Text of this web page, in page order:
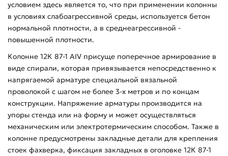
условием здесь является то, что при применении колонны
в условиях слабоагрессивной среды, используется бетон
нормальной плотности, а в среднеагрессивной -
повышенной плотности.
Колонне 12К 87-1 АIV присуще поперечное армирование в
виде спирали, которая привязывается непосредственно к
напрягаемой арматуре специальной вязальной
проволокой с шагом не более 3-х метров и по концам
конструкции. Напряжение арматуры производится на
упоры стенда или на форму и может осуществляться
механическим или электротермическим способом. Также в
колонне предусмотрены закладные детали для крепления
стоек фахверка, фиксация закладных в оголовке 12К 87-1